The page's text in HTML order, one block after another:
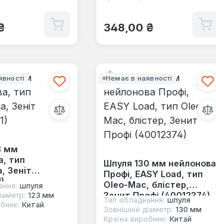
Звичайна ціна:
348,00 ₴
мм
тип
Зеніт
шпуля
123 мм
Китай
Немає в наявності
Шпуля 130 мм нейлонова
Профі, EASY Load, тип
Oleo-Mac, блістер,
Зенит Профі (40012374)
Тип обладнання: шпуля
Зовнішній діаметр: 130 мм
Країна виробник: Китай